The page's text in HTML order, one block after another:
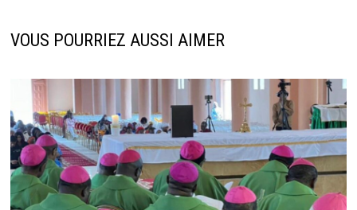
VOUS POURRIEZ AUSSI AIMER